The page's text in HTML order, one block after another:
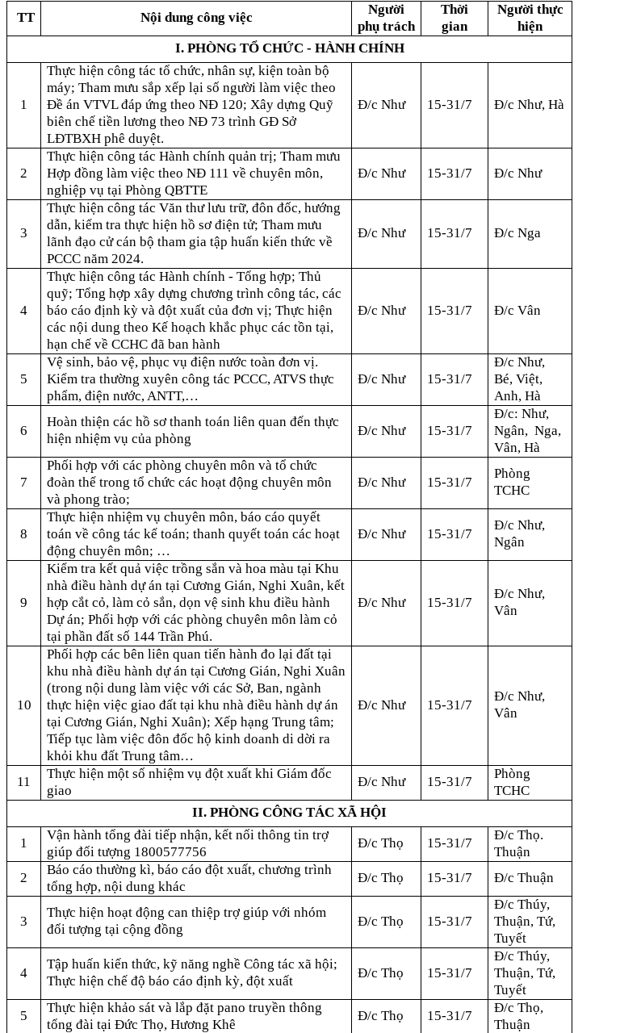
TT Nội dung công việc
Người
phụ trách
Thời
gian
Người thực
hiện
I. PHÒNG TỔ CHỨC - HÀNH CHÍNH
1
Thực hiện công tác tổ chức, nhân sự, kiện toàn bộ
máy; Tham mưu sắp xếp lại số người làm việc theo
Đề án VTVL đáp ứng theo NĐ 120; Xây dựng Quỹ
biên chế tiền lương theo NĐ 73 trình GĐ Sở
LĐTBXH phê duyệt.
Đ/c Như 15-31/7 Đ/c Như, Hà
2
Thực hiện công tác Hành chính quản trị; Tham mưu
Hợp đồng làm việc theo NĐ 111 về chuyên môn,
nghiệp vụ tại Phòng QBTTE
Đ/c Như 15-31/7 Đ/c Như
3
Thực hiện công tác Văn thư lưu trữ, đôn đốc, hướng
dẫn, kiểm tra thực hiện hồ sơ điện tử; Tham mưu
lãnh đạo cử cán bộ tham gia tập huấn kiến thức về
PCCC năm 2024.
Đ/c Như 15-31/7 Đ/c Nga
4
Thực hiện công tác Hành chính - Tổng hợp; Thủ
quỹ; Tổng hợp xây dựng chương trình công tác, các
báo cáo định kỳ và đột xuất của đơn vị; Thực hiện
các nội dung theo Kế hoạch khắc phục các tồn tại,
hạn chế về CCHC đã ban hành
Đ/c Như 15-31/7 Đ/c Vân
5
Vệ sinh, bảo vệ, phục vụ điện nước toàn đơn vị.
Kiểm tra thường xuyên công tác PCCC, ATVS thực
phẩm, điện nước, ANTT,…
Đ/c Như 15-31/7
Đ/c Như,
Bé, Việt,
Anh, Hà
6
Hoàn thiện các hồ sơ thanh toán liên quan đến thực
hiện nhiệm vụ của phòng
Đ/c Như 15-31/7
Đ/c: Như,
Ngân, Nga,
Vân, Hà
7
Phối hợp với các phòng chuyên môn và tổ chức
đoàn thể trong tổ chức các hoạt động chuyên môn
và phong trào;
Đ/c Như 15-31/7
Phòng
TCHC
8
Thực hiện nhiệm vụ chuyên môn, báo cáo quyết
toán về công tác kế toán; thanh quyết toán các hoạt
động chuyên môn; …
Đ/c Như 15-31/7
Đ/c Như,
Ngân
9
Kiểm tra kết quả việc trồng sắn và hoa màu tại Khu
nhà điều hành dự án tại Cương Gián, Nghi Xuân, kết
hợp cắt cỏ, làm cỏ sắn, dọn vệ sinh khu điều hành
Dự án; Phối hợp với các phòng chuyên môn làm cỏ
tại phần đất số 144 Trần Phú.
Đ/c Như 15-31/7
Đ/c Như,
Vân
10
Phối hợp các bên liên quan tiến hành đo lại đất tại
khu nhà điều hành dự án tại Cương Gián, Nghi Xuân
(trong nội dung làm việc với các Sở, Ban, ngành
thực hiện việc giao đất tại khu nhà điều hành dự án
tại Cương Gián, Nghi Xuân); Xếp hạng Trung tâm;
Tiếp tục làm việc đôn đốc hộ kinh doanh di dời ra
khỏi khu đất Trung tâm…
Đ/c Như 15-31/7
Đ/c Như,
Vân
11
Thực hiện một số nhiệm vụ đột xuất khi Giám đốc
giao
Đ/c Như 15-31/7
Phòng
TCHC
II. PHÒNG CÔNG TÁC XÃ HỘI
1
Vận hành tổng đài tiếp nhận, kết nối thông tin trợ
giúp đối tượng 1800577756
Đ/c Thọ 15-31/7
Đ/c Thọ.
Thuận
2
Báo cáo thường kì, báo cáo đột xuất, chương trình
tổng hợp, nội dung khác
Đ/c Thọ 15-31/7 Đ/c Thuận
3
Thực hiện hoạt động can thiệp trợ giúp với nhóm
đối tượng tại cộng đồng
Đ/c Thọ 15-31/7
Đ/c Thúy,
Thuận, Tứ,
Tuyết
4
Tập huấn kiến thức, kỹ năng nghề Công tác xã hội;
Thực hiện chế độ báo cáo định kỳ, đột xuất
Đ/c Thọ 15-31/7
Đ/c Thúy,
Thuận, Tứ,
Tuyết
5
Thực hiện khảo sát và lắp đặt pano truyền thông
tổng đài tại Đức Thọ, Hương Khê
Đ/c Thọ 15-31/7
Đ/c Thọ,
Thuận